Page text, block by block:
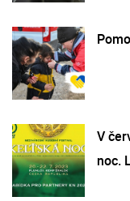
V
noc.